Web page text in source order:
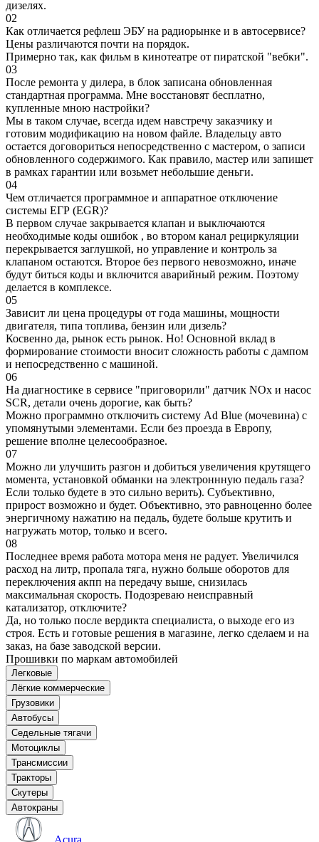
дизелях.
02
Как отличается рефлеш ЭБУ на радиорынке и в автосервисе?
Цены различаются почти на порядок.
Примерно так, как фильм в кинотеатре от пиратской "вебки".
03
После ремонта у дилера, в блок записана обновленная
стандартная программа. Мне восстановят бесплатно,
купленные мною настройки?
Мы в таком случае, всегда идем навстречу заказчику и
готовим модификацию на новом файле. Владельцу авто
остается договориться непосредственно с мастером, о записи
обновленного содержимого. Как правило, мастер или запишет
в рамках гарантии или возьмет небольшие деньги.
04
Чем отличается программное и аппаратное отключение
системы ЕГР (EGR)?
В первом случае закрывается клапан и выключаются
необходимые коды ошибок , во втором канал рециркуляции
перекрывается заглушкой, но управление и контроль за
клапаном остаются. Второе без первого невозможно, иначе
будут биться коды и включится аварийный режим. Поэтому
делается в комплексе.
05
Зависит ли цена процедуры от года машины, мощности
двигателя, типа топлива, бензин или дизель?
Косвенно да, рынок есть рынок. Но! Основной вклад в
формирование стоимости вносит сложность работы с дампом
и непосредственно с машиной.
06
На диагностике в сервисе "приговорили" датчик NOx и насос
SCR, детали очень дорогие, как быть?
Можно программно отключить систему Ad Blue (мочевина) с
упомянутыми элементами. Если без проезда в Европу,
решение вполне целесообразное.
07
Можно ли улучшить разгон и добиться увеличения крутящего
момента, установкой обманки на электроннную педаль газа?
Если только будете в это сильно верить). Субъективно,
прирост возможно и будет. Объективно, это равноценно более
энергичному нажатию на педаль, будете больше крутить и
нагружать мотор, только и всего.
08
Последнее время работа мотора меня не радует. Увеличился
расход на литр, пропала тяга, нужно больше оборотов для
переключения акпп на передачу выше, снизилась
максимальная скорость. Подозреваю неисправный
катализатор, отключите?
Да, но только после вердикта специалиста, о выходе его из
строя. Есть и готовые решения в магазине, легко сделаем и на
заказ, на базе заводской версии.
Прошивки по маркам автомобилей
Легковые
Лёгкие коммерческие
Грузовики
Автобусы
Седельные тягачи
Мотоциклы
Трансмиссии
Тракторы
Скутеры
Автокраны
Acura